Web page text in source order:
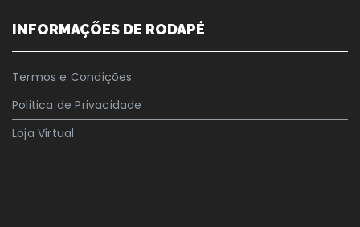
INFORMAÇÕES DE RODAPÉ
Termos e Condições
Politica de Privacidade
Loja Virtual